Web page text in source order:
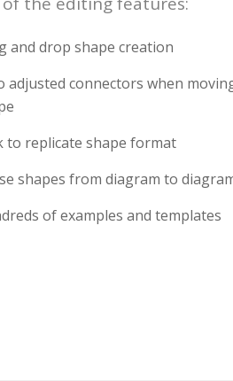
and drop shape creation
adjusted connectors when
to replicate shape format
shapes from diagram to
of examples and templates